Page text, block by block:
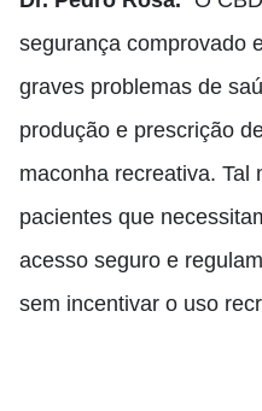
segurança comprovado
graves problemas de
produção e prescrição
maconha recreativa. Tal
pacientes que
acesso seguro e
sem incentivar o uso